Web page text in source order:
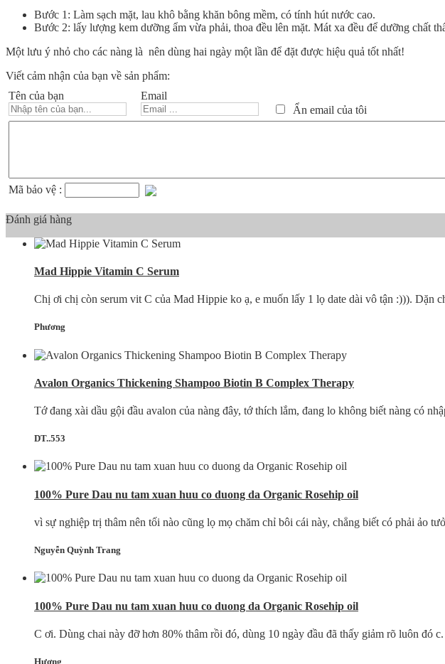
Bước 1: Làm sạch mặt, lau khô bằng khăn bông mềm, có tính hút nước cao.
Bước 2: lấy lượng kem dưỡng ẩm vừa phải, thoa đều lên mặt. Mát xa đều để dưỡng chất
Một lưu ý nhỏ cho các nàng là nên dùng hai ngày một lần để đặt được hiệu quả tốt nhất!
Viết cảm nhận của bạn về sản phẩm:
Tên của bạn
Email
Ẩn email của tôi
Mã bảo vệ :
Đánh giá hàng
Mad Hippie Vitamin C Serum
Chị ơi chị còn serum vit C của Mad Hippie ko ạ, e muốn lấy 1 lọ date dài vô tận :))). Dặn
Phương
Avalon Organics Thickening Shampoo Biotin B Complex Therapy
Tớ đang xài dầu gội đầu avalon của nàng đây, tớ thích lắm, đang lo không biết nàng có
DT..553
100% Pure Dau nu tam xuan huu co duong da Organic Rosehip oil
vì sự nghiệp trị thâm nên tối nào cũng lọ mọ chăm chỉ bôi cái này, chẳng biết có phải ảo
Nguyễn Quỳnh Trang
100% Pure Dau nu tam xuan huu co duong da Organic Rosehip oil
C ơi. Dùng chai này đỡ hơn 80% thâm rồi đó, dùng 10 ngày đầu đã thấy giảm rõ luôn đó
Hương